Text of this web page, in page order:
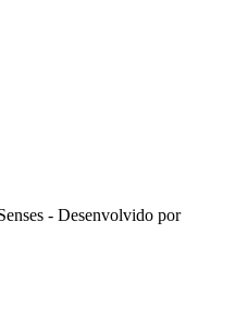
- Desenvolvido por